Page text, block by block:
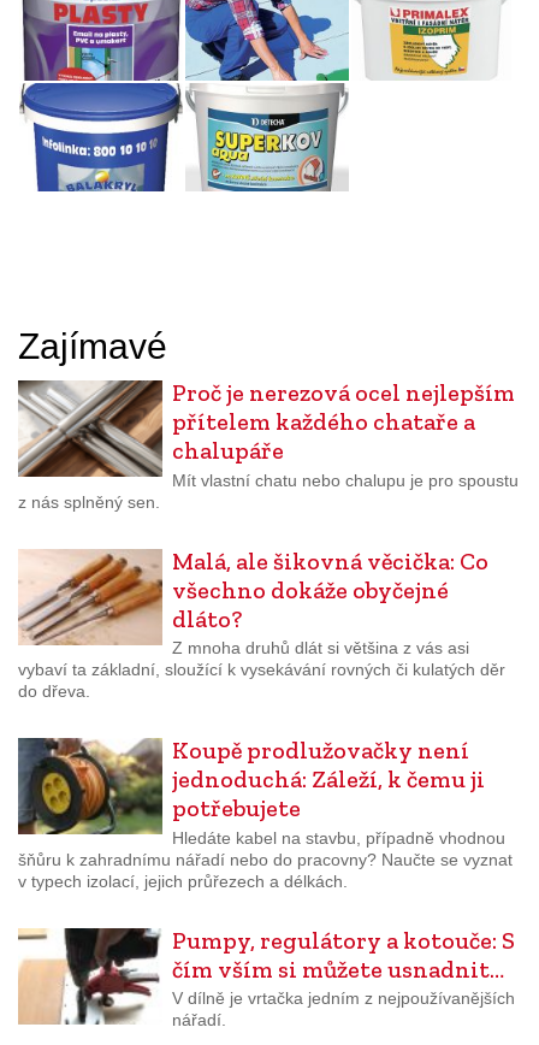
Zajímavé
Proč je nerezová ocel nejlepším
přítelem každého chataře a
chalupáře
Mít vlastní chatu nebo chalupu je pro spoustu
z nás splněný sen.
Malá, ale šikovná věcička: Co
všechno dokáže obyčejné
dláto?
Z mnoha druhů dlát si většina z vás asi
vybaví ta základní, sloužící k vysekávání rovných či kulatých děr
do dřeva.
Koupě prodlužovačky není
jednoduchá: Záleží, k čemu ji
potřebujete
Hledáte kabel na stavbu, případně vhodnou
šňůru k zahradnímu nářadí nebo do pracovny? Naučte se vyznat
v typech izolací, jejich průřezech a délkách.
Pumpy, regulátory a kotouče: S
čím vším si můžete usnadnit…
V dílně je vrtačka jedním z nejpoužívanějších
nářadí.